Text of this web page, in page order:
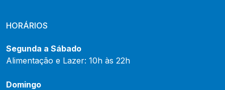
HORÁRIOS
Segunda a Sábado
Alimentação e Lazer: 10h às 22h
Domingo